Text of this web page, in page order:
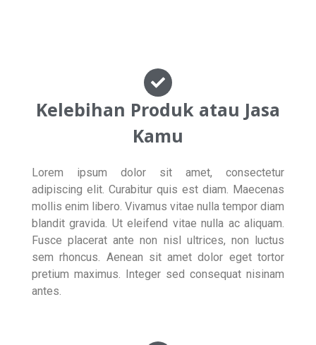
Kelebihan Produk atau Jasa
Kamu
Lorem ipsum dolor sit amet, consectetur
adipiscing elit. Curabitur quis est diam. Maecenas
mollis enim libero. Vivamus vitae nulla tempor diam
blandit gravida. Ut eleifend vitae nulla ac aliquam.
Fusce placerat ante non nisl ultrices, non luctus
sem rhoncus. Aenean sit amet dolor eget tortor
pretium maximus. Integer sed consequat nisinam
antes.